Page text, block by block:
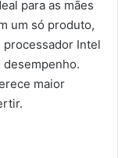
para as mães
um só produto,
processador Intel
maior